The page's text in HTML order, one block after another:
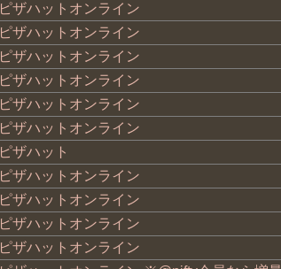
ピザハットオンライン
ピザハットオンライン
ピザハットオンライン
ピザハットオンライン
ピザハットオンライン
ピザハットオンライン
ピザハット
ピザハットオンライン
ピザハットオンライン
ピザハットオンライン
ピザハットオンライン